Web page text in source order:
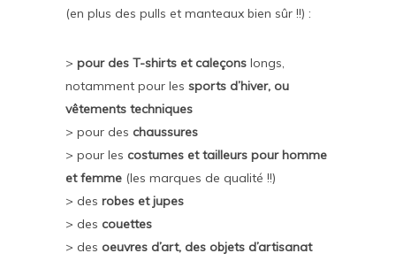
(en plus des pulls et manteaux bien sûr !!) :
> pour des T-shirts et caleçons longs,
notamment pour les sports d’hiver, ou
vêtements techniques
> pour des chaussures
> pour les costumes et tailleurs pour homme
et femme (les marques de qualité !!)
> des robes et jupes
> des couettes
> des oeuvres d’art, des objets d’artisanat